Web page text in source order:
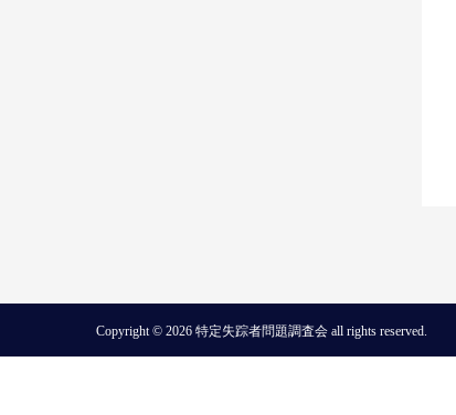
Copyright © 2026 特定失踪者問題調査会 all rights reserved.